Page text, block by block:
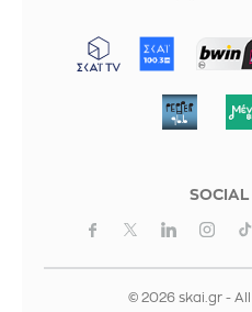
SOCIAL
© 2026 skai.gr -